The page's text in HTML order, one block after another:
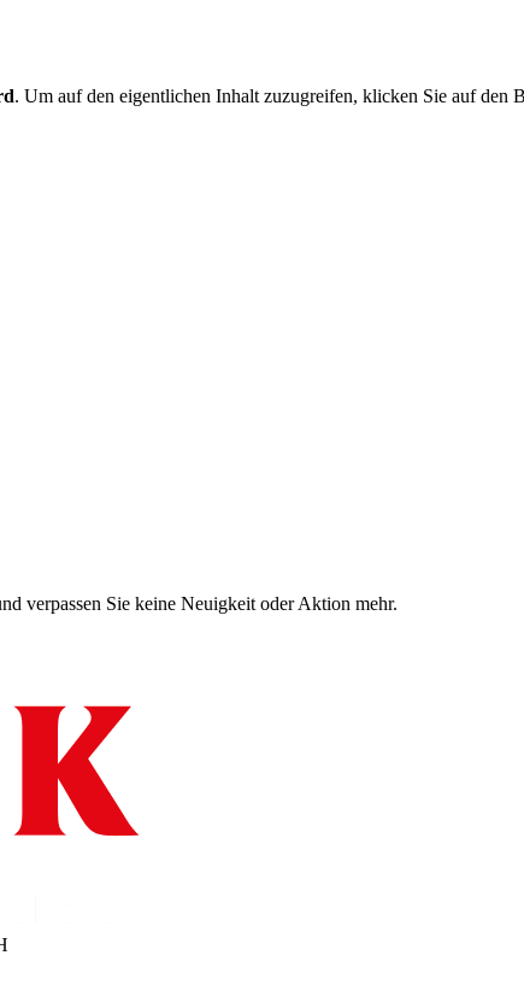
. Um auf den eigentlichen Inhalt zuzugreifen, klicken Sie auf den
verpassen Sie keine Neuigkeit oder Aktion mehr.